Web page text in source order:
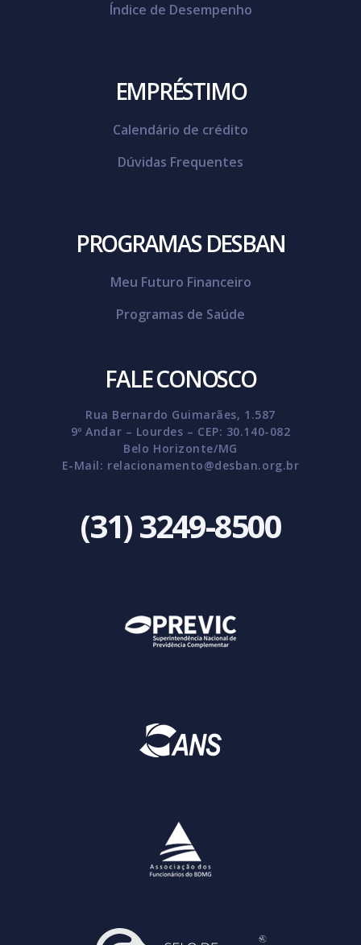
Índice de Desempenho
EMPRÉSTIMO
Calendário de crédito
Dúvidas Frequentes
PROGRAMAS DESBAN
Meu Futuro Financeiro
Programas de Saúde
FALE CONOSCO
Rua Bernardo Guimarães, 1.587
9º Andar – Lourdes – CEP: 30.140-082
Belo Horizonte/MG
E-Mail: relacionamento@desban.org.br
(31) 3249-8500